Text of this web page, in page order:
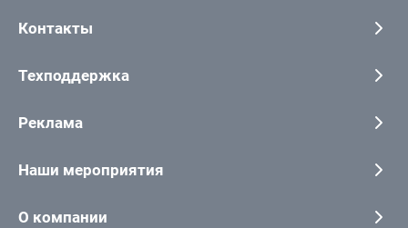
Контакты
Техподдержка
Реклама
Наши мероприятия
О компании